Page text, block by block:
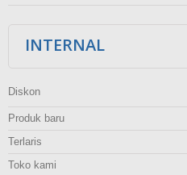
INTERNAL
Diskon
Produk baru
Terlaris
Toko kami